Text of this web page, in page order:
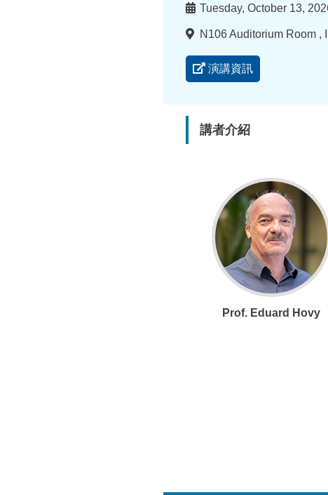
時
Tuesday, October 13,
地
N106 Auditorium Room ,
演講資訊
講者介紹
Prof. Eduard Hovy